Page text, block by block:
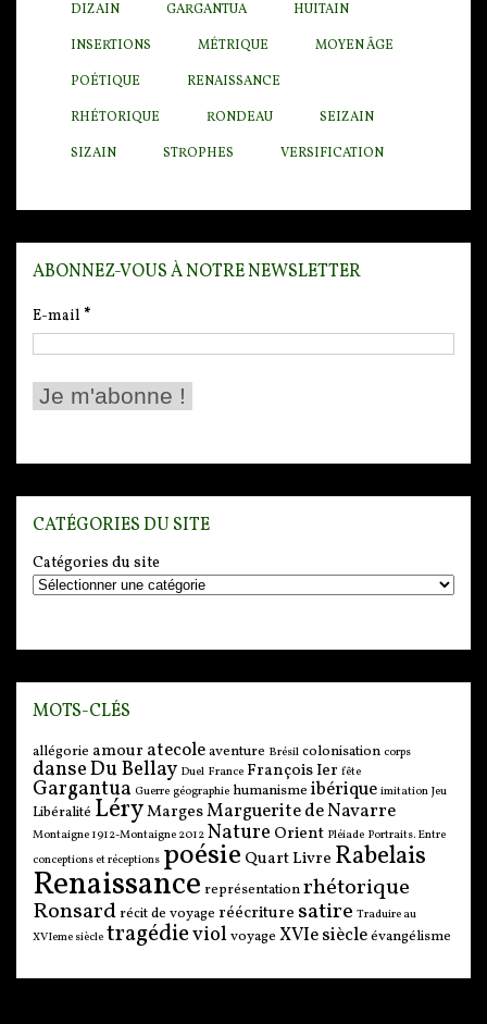
DIZAIN GARGANTUA HUITAIN
INSERTIONS MÉTRIQUE MOYEN ÂGE
POÉTIQUE RENAISSANCE
RHÉTORIQUE RONDEAU SEIZAIN
SIZAIN STROPHES VERSIFICATION
ABONNEZ-VOUS À NOTRE NEWSLETTER
E-mail *
CATÉGORIES DU SITE
Catégories du site
MOTS-CLÉS
allégorie amour atecoleaventure Brésil colonisation corps
danseDu Bellay Duel France François Ier fête
Gargantua Guerre géographie humanisme ibérique imitation Jeu
Libéralité LéryMargesMarguerite de Navarre
Montaigne 1912-Montaigne 2012 Nature Orient Pléiade Portraits. Entre
conceptions et réceptions poésie Quart Livre Rabelais
Renaissance représentationrhétorique
Ronsardrécit de voyage réécriture satire Traduire au
XVIeme siècle tragédieviol voyage XVIe siècleévangélisme